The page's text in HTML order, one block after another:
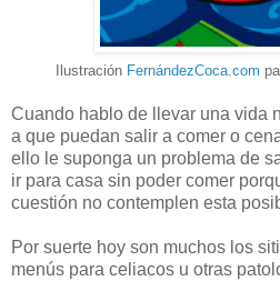
Ilustración FernándezCoca.com
Cuando hablo de llevar una vida
a que puedan salir a comer o
ello le suponga un problema de
ir para casa sin poder comer
cuestión no contemplen esta
Por suerte hoy son muchos los
menús para celiacos u otras